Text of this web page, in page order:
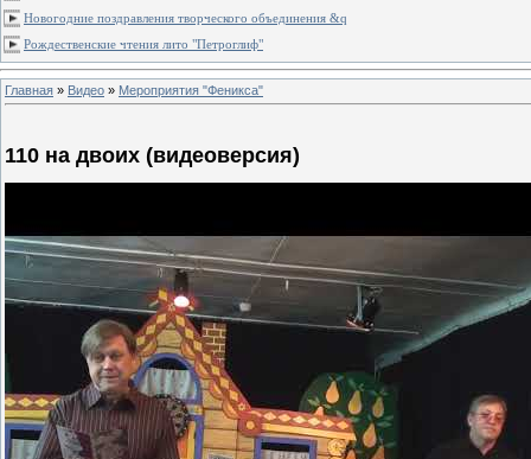
Новогодние поздравления творческого объединения &q
Рождественские чтения лито "Петроглиф"
Главная » Видео » Мероприятия "Феникса"
110 на двоих (видеоверсия)